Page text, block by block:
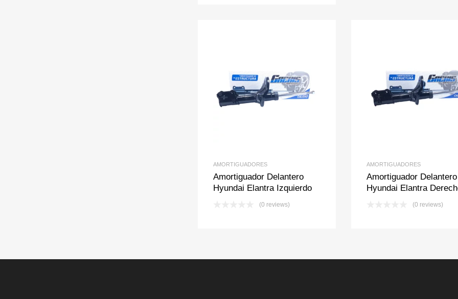
Add to Wishlist
Add to Compare
AMORTIGUADORES
Amortiguador Delantero
Hyundai Elantra Izquierdo
(0 reviews)
Add to
Add to
AMORTIGUADORES
Amortiguador Delantero
Hyundai Elantra
(0 reviews)